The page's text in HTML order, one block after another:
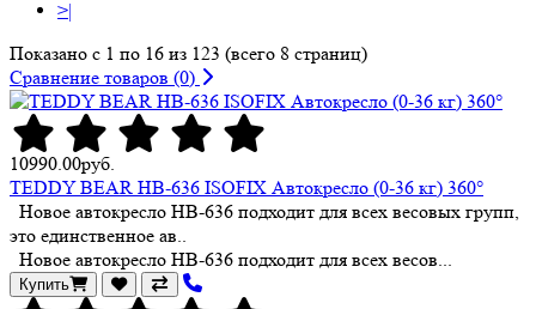
>|
Показано с 1 по 16 из 123 (всего 8 страниц)
Сравнение товаров (0)
10990.00руб.
TEDDY BEAR HB-636 ISOFIX Автокресло (0-36 кг) 360°
Новое автокресло HB-636 подходит для всех весовых групп,
это единственное ав..
Новое автокресло HB-636 подходит для всех весов...
Купить